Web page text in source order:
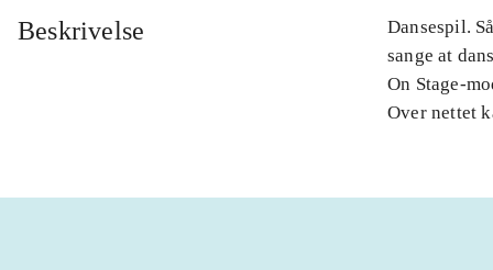
Beskrivelse
Dansespil.
sange at
On Stage-
Over nettet